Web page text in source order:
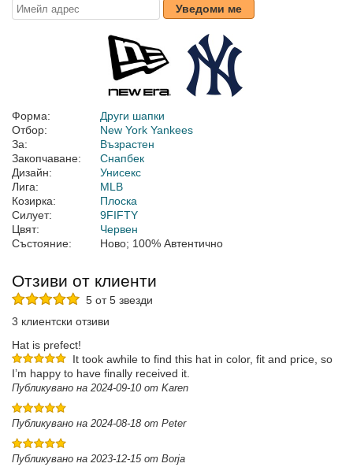
Уведоми ме
Форма:
Други шапки
Отбор:
New York Yankees
За:
Възрастен
Закопчаване:
Снапбек
Дизайн:
Унисекс
Лига:
MLB
Козирка:
Плоска
Силует:
9FIFTY
Цвят:
Червен
Състояние:
Ново; 100% Автентично
Отзиви от клиенти
5 от 5 звезди
3 клиентски отзиви
Hat is prefect!
It took awhile to find this hat in color, fit and price, so
I’m happy to have finally received it.
Публикувано на 2024-09-10 от Karen
Публикувано на 2024-08-18 от Peter
Публикувано на 2023-12-15 от Borja